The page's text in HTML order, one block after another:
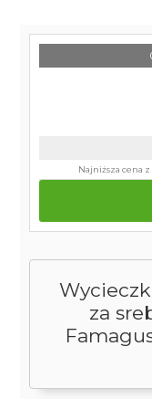
za
Najniższa cena